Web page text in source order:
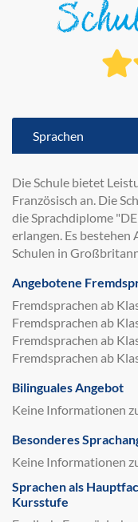
Sprachen
Die Schule bietet
Französisch an. Die
die Sprachdiplome
erlangen. Es
Schulen in
Angebotene
Fremdsprachen ab
Fremdsprachen ab
Fremdsprachen ab
Fremdsprachen ab
Bilinguales Angebot
Keine Informationen
Besonderes
Keine Informationen
Sprachen als
Kursstufe